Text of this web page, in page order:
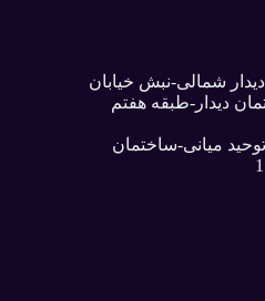
شمالی-نبش خیابان
دیدار-طبقه هفتم
میانی-ساختمان